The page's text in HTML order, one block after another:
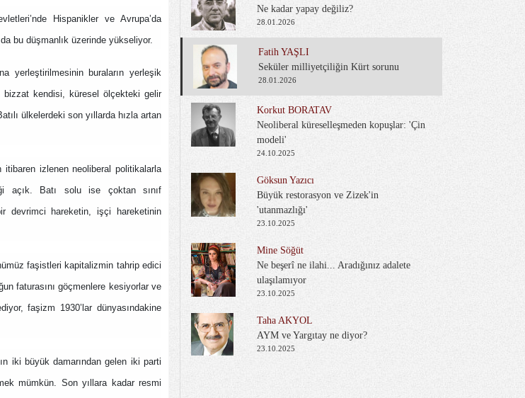
Hispanikler ve Avrupa’da
bu düşmanlık üzerinde yükseliyor.
yerleştirilmesinin buraların yerleşik
bizzat kendisi, küresel ölçekteki gelir
ülkelerdeki son yıllarda hızla artan
izlenen neoliberal politikalarla
açık. Batı solu ise çoktan sınıf
devrimci hareketin, işçi hareketinin
faşistleri kapitalizmin tahrip edici
faturasını göçmenlere kesiyorlar ve
faşizm 1930’lar dünyasındakine
iki büyük damarından gelen iki parti
mümkün. Son yıllara kadar resmi
Ne kadar yapay değiliz?
28.01.2026
Fatih YAŞLI
Seküler milliyetçiliğin Kürt sorunu
28.01.2026
Korkut BORATAV
Neoliberal küreselleşmeden kopuşlar: 'Çin
modeli'
24.10.2025
Göksun Yazıcı
Büyük restorasyon ve Zizek'in
'utanmazlığı'
23.10.2025
Mine Söğüt
Ne beşerî ne ilahi... Aradığınız adalete
ulaşılamıyor
23.10.2025
Taha AKYOL
AYM ve Yargıtay ne diyor?
23.10.2025